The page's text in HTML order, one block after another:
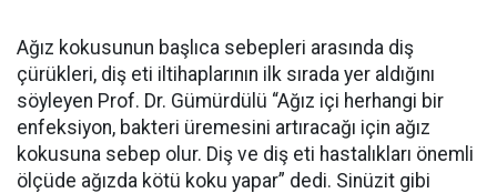
Ağız kokusunun başlıca sebepleri arasında diş
çürükleri, diş eti iltihaplarının ilk sırada yer aldığını
söyleyen Prof. Dr. Gümürdülü “Ağız içi herhangi bir
enfeksiyon, bakteri üremesini artıracağı için ağız
kokusuna sebep olur. Diş ve diş eti hastalıkları önemli
ölçüde ağızda kötü koku yapar” dedi. Sinüzit gibi